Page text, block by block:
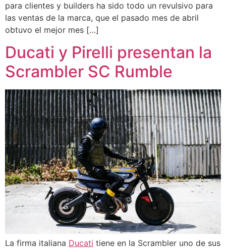
para clientes y builders ha sido todo un revulsivo para
las ventas de la marca, que el pasado mes de abril
obtuvo el mejor mes […]
Ducati y Pirelli presentan la
Scrambler SC Rumble
La firma italiana Ducati tiene en la Scrambler uno de sus